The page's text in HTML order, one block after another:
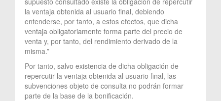
la ventaja obtenida al usuario final, debiendo
entenderse, por tanto, a estos efectos, que dicha
ventaja obligatoriamente forma parte del precio de
venta y, por tanto, del rendimiento derivado de la
misma.”
Por tanto, salvo existencia de dicha obligación de
repercutir la ventaja obtenida al usuario final, las
subvenciones objeto de consulta no podrán formar
parte de la base de la bonificación.